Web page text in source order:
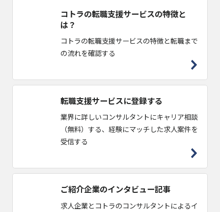
コトラの転職支援サービスの特徴と
は？
コトラの転職支援サービスの特徴と転職まで
の流れを確認する
転職支援サービスに登録する
業界に詳しいコンサルタントにキャリア相談
（無料）する、経験にマッチした求人案件を
受信する
ご紹介企業のインタビュー記事
求人企業とコトラのコンサルタントによるイ